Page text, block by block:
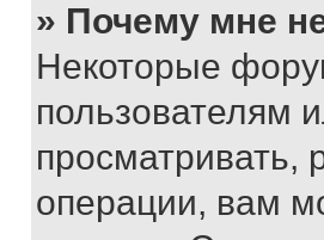
» Почему мне
Некоторые
пользователям
просматривать,
операции, вам